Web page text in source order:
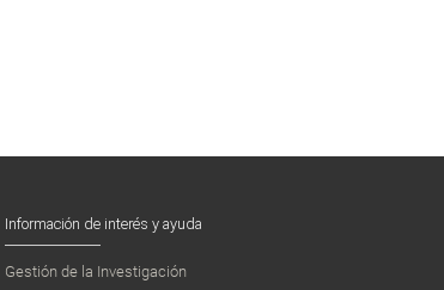
Información de interés y ayuda
Gestión de la Investigación